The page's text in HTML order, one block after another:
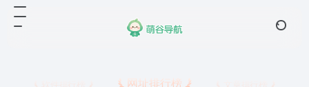
网址排行榜